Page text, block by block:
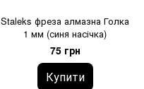
Staleks фреза алмазна Голка
1 мм (синя насічка)
75 грн
Купити